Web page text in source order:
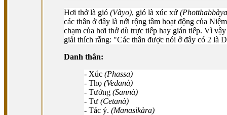
Hơi thở là gió (Vàyo), gió là xúc xứ
các thân ở đây là nới rộng tầm hoạt động của
chạm của hơi thở dù trực tiếp hay gián tiếp. Vì
giải thích rằng: "Các thân được nói ở đây có 2 là
Danh thân:
- Xúc (Phassa)
- Thọ (Vedanà)
- Tưởng (Sannà)
- Tư (Cetanà)
- Tác ý. (Manasikàra)